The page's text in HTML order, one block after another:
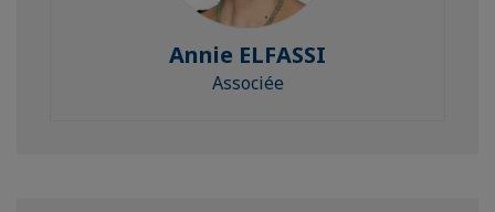
Annie ELFASSI
Associée